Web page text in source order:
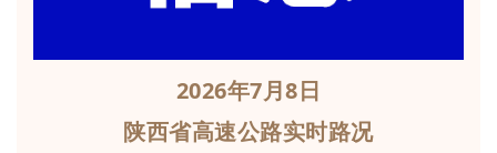
2026年7月8日
陕西省高速公路实时路况